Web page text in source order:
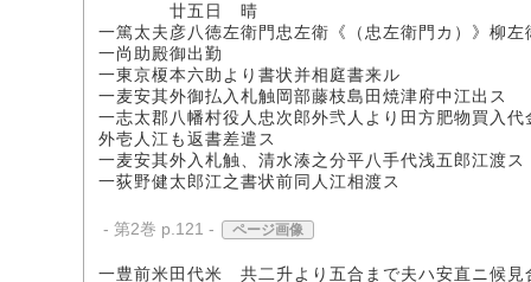
廿五日 晴
一篤太夫彦八徳左衛門忠左衛《（忠左衛門カ）》柳
一尚助殿御出勤
一東京榎本六助より書状并相庭書来ル
一麦安其外御払入札触岡部藤枝島田焼津府中江出ス
一志太郡八幡村役人忠次郎外弐人より田方肥物買入
外壱人江も返書差遣ス
一麦安其外入札触、清水湊之分平八手代浅五郎江渡ス
一荻野健太郎江之書状前同人江相渡ス
- 第2巻 p.121 - ページ画像
一豊前米田代米 共二升より五合まで夫ハ安直ニ候